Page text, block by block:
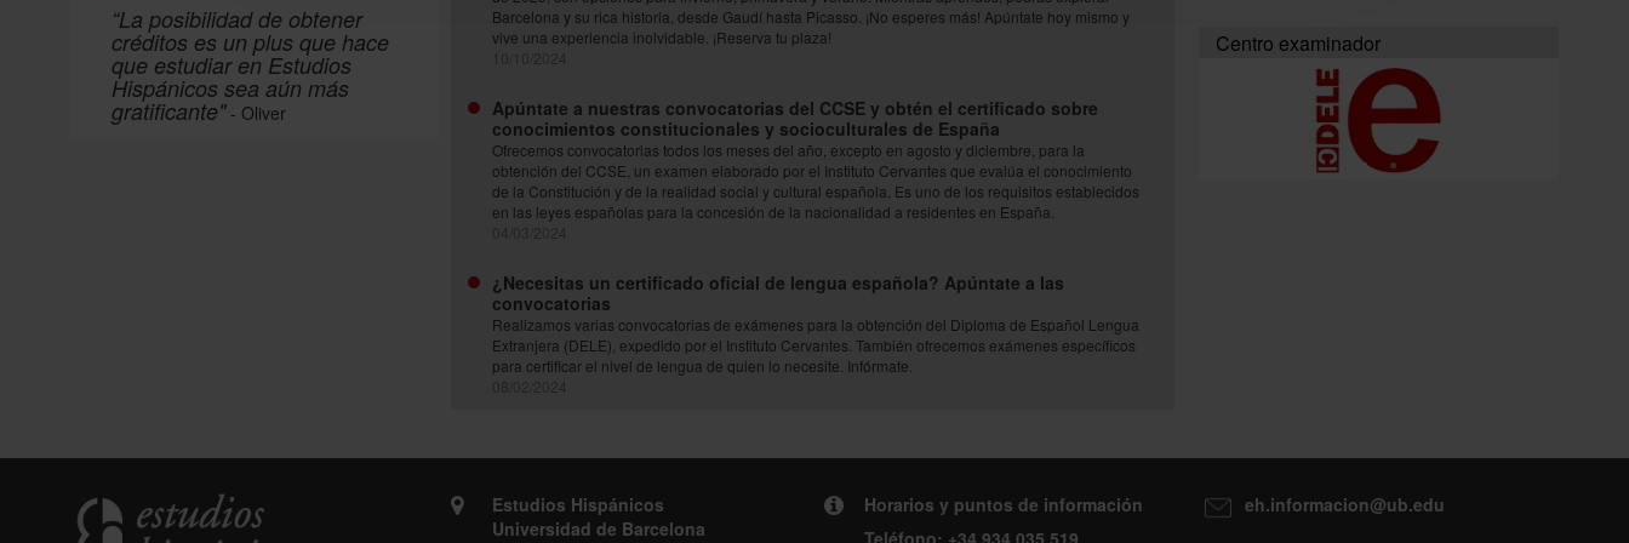
“La posibilidad de obtener
créditos es un plus que hace
que estudiar en Estudios
Hispánicos sea aún más
gratificante"- Oliver
Barcelona y su rica historia, desde Gaudí hasta Picasso. ¡No esperes más! Apúntate hoy mismo y
vive una experiencia inolvidable. ¡Reserva tu plaza!
Apúntate a nuestras convocatorias del CCSE y obtén el certificado sobre
conocimientos constitucionales y socioculturales de España
Ofrecemos convocatorias todos los meses del año, excepto en agosto y diciembre, para la
obtención del CCSE, un examen elaborado por el Instituto Cervantes que evalúa el conocimiento
de la Constitución y de la realidad social y cultural española. Es uno de los requisitos establecidos
en las leyes españolas para la concesión de la nacionalidad a residentes en España.
¿Necesitas un certificado oficial de lengua española? Apúntate a las
convocatorias
Realizamos varias convocatorias de exámenes para la obtención del Diploma de Español Lengua
Extranjera (DELE), expedido por el Instituto Cervantes. También ofrecemos exámenes específicos
para certificar el nivel de lengua de quien lo necesite. Infórmate.
Centro examinador
Estudios Hispánicos
Universidad de Barcelona
Horarios y puntos de información
eh.informacion@ub.edu